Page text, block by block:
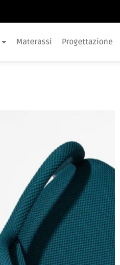
Materassi Progettazione